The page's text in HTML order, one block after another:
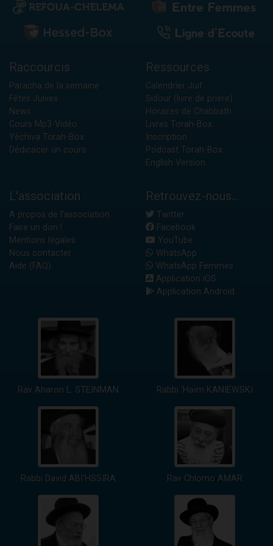
Raccourcis
Paracha de la semaine
Fêtes Juives
News
Cours Mp3-Vidéo
Yéchiva Torah-Box
Dédicacer un cours
Ressources
Calendrier Juif
Sidour (livre de prière)
Horaires de Chabbath
Livres Torah-Box
Inscription
Podcast Torah-Box
English Version
L'association
A propos de l'association
Faire un don !
Mentions légales
Nous contacter
Aide (FAQ)
Retrouvez-nous...
Twitter
Facebook
YouTube
WhatsApp
WhatsApp Femmes
Application iOS
Application Android
Rav Aharon L. STEINMAN Rabbi 'Haïm KANIEWSKI
Rabbi David ABI'HSSIRA Rav Chlomo AMAR